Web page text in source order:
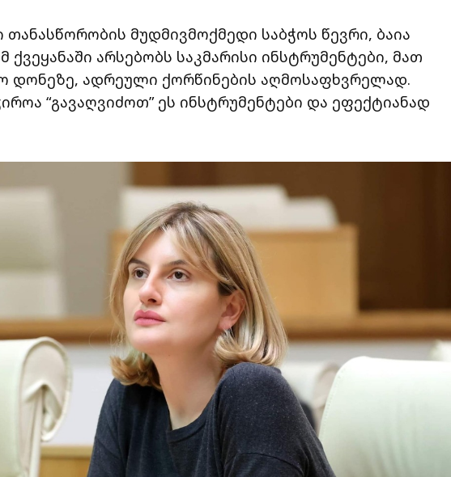
მუდმივმოქმედი საბჭოს წევრი, ბაია
ქვეყანაში არსებობს საკმარისი ინსტრუმენტები, მათ
დონეზე, ადრეული ქორწინების აღმოსაფხვრელად.
“გავაღვიძოთ” ეს ინსტრუმენტები და ეფექტიანად